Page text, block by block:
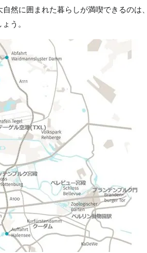
然に囲まれた暮らしが満喫できるのは
う。